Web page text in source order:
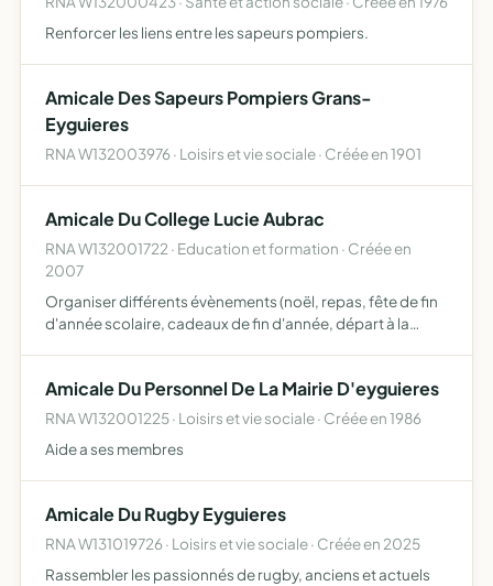
Renforcer les liens entre les sapeurs pompiers.
Amicale Des Sapeurs Pompiers Grans-
Eyguieres
RNA W132003976 · Loisirs et vie sociale · Créée en 1901
Amicale Du College Lucie Aubrac
RNA W132001722 · Education et formation · Créée en
2007
Organiser différents évènements (noël, repas, fête de fin
d'année scolaire, cadeaux de fin d'année, départ à la
Amicale Du Personnel De La Mairie D'eyguieres
RNA W132001225 · Loisirs et vie sociale · Créée en 1986
Aide a ses membres
Amicale Du Rugby Eyguieres
RNA W131019726 · Loisirs et vie sociale · Créée en 2025
Rassembler les passionnés de rugby, anciens et actuels